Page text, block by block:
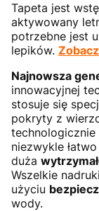
Tapeta jest
aktywowany
potrzebne jest
lepików.
Najnowsza
innowacyjnej
stosuje się
pokryty z
technologicznie
niezwykle
duża
Wszelkie
użyciu
wody.